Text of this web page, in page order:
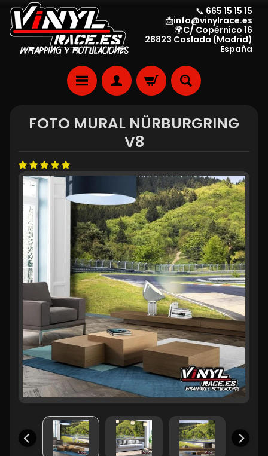
📞 665 15 15 15
📩info@vinylrace.es
🌍C/ Copérnico 16
28823 Coslada (Madrid)
España
FOTO MURAL NÜRBURGRING
V8